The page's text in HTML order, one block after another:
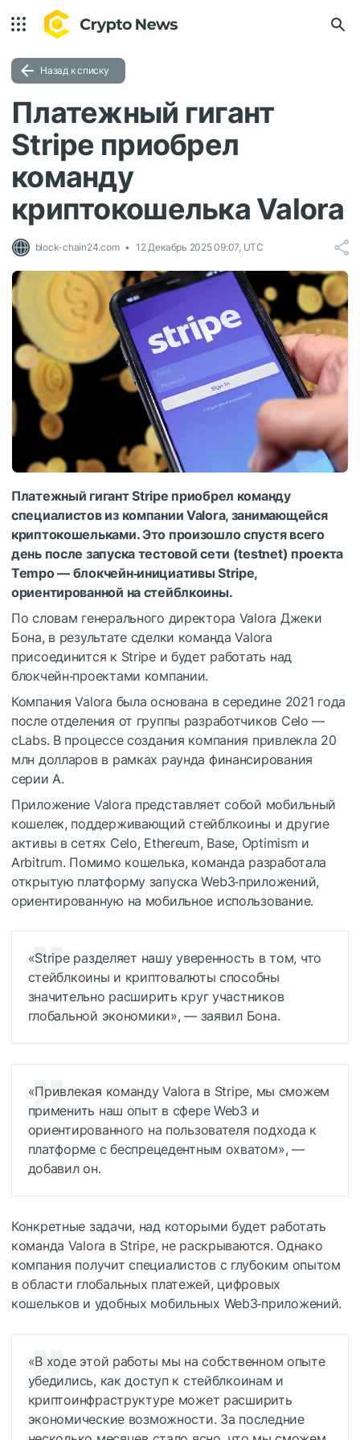
Назад к списку
Платежный гигант
Stripe приобрел
команду
криптокошелька Valora
block-chain24.com 12 Декабрь 2025 09:07, UTC
Платежный гигант Stripe приобрел команду
специалистов из компании Valora, занимающейся
криптокошельками. Это произошло спустя всего
день после запуска тестовой сети (testnet) проекта
Tempo — блокчейн‑инициативы Stripe,
ориентированной на стейблкоины.
По словам генерального директора Valora Джеки
Бона, в результате сделки команда Valora
присоединится к Stripe и будет работать над
блокчейн‑проектами компании.
Компания Valora была основана в середине 2021 года
после отделения от группы разработчиков Celo —
cLabs. В процессе создания компания привлекла 20
млн долларов в рамках раунда финансирования
серии A.
Приложение Valora представляет собой мобильный
кошелек, поддерживающий стейблкоины и другие
активы в сетях Celo, Ethereum, Base, Optimism и
Arbitrum. Помимо кошелька, команда разработала
открытую платформу запуска Web3‑приложений,
ориентированную на мобильное использование.
«Stripe разделяет нашу уверенность в том, что
стейблкоины и криптовалюты способны
значительно расширить круг участников
глобальной экономики», — заявил Бона.
«Привлекая команду Valora в Stripe, мы сможем
применить наш опыт в сфере Web3 и
ориентированного на пользователя подхода к
платформе с беспрецедентным охватом», —
добавил он.
Конкретные задачи, над которыми будет работать
команда Valora в Stripe, не раскрываются. Однако
компания получит специалистов с глубоким опытом
в области глобальных платежей, цифровых
кошельков и удобных мобильных Web3‑приложений.
«В ходе этой работы мы на собственном опыте
убедились, как доступ к стейблкоинам и
криптоинфраструктуре может расширить
экономические возможности. За последние